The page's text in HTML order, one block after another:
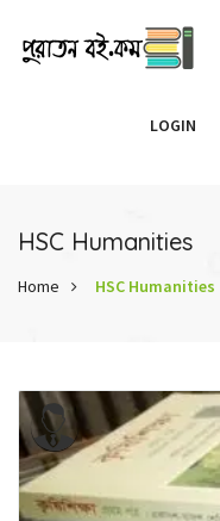
LOGIN
HSC Humanities
Home HSC Humanities